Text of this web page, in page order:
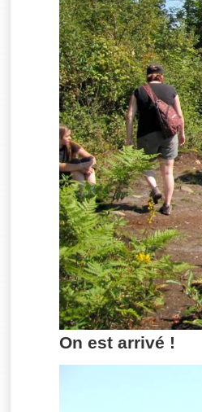
On est arrivé !